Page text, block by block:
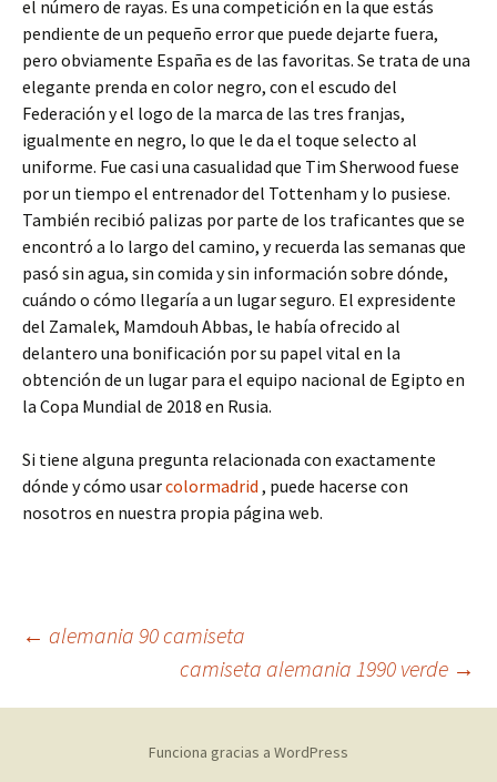
el número de rayas. Es una competición en la que estás
pendiente de un pequeño error que puede dejarte fuera,
pero obviamente España es de las favoritas. Se trata de una
elegante prenda en color negro, con el escudo del
Federación y el logo de la marca de las tres franjas,
igualmente en negro, lo que le da el toque selecto al
uniforme. Fue casi una casualidad que Tim Sherwood fuese
por un tiempo el entrenador del Tottenham y lo pusiese.
También recibió palizas por parte de los traficantes que se
encontró a lo largo del camino, y recuerda las semanas que
pasó sin agua, sin comida y sin información sobre dónde,
cuándo o cómo llegaría a un lugar seguro. El expresidente
del Zamalek, Mamdouh Abbas, le había ofrecido al
delantero una bonificación por su papel vital en la
obtención de un lugar para el equipo nacional de Egipto en
la Copa Mundial de 2018 en Rusia.
Si tiene alguna pregunta relacionada con exactamente
dónde y cómo usarcolormadrid , puede hacerse con
nosotros en nuestra propia página web.
Navegación
de
← alemania 90 camiseta
camiseta alemania 1990 verde →
Funciona gracias a WordPress